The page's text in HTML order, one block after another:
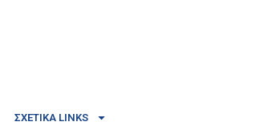
ΣΧΕΤΙΚΆ LINKS